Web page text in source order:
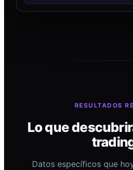
RESULTADOS
Lo que
Datos específicos que